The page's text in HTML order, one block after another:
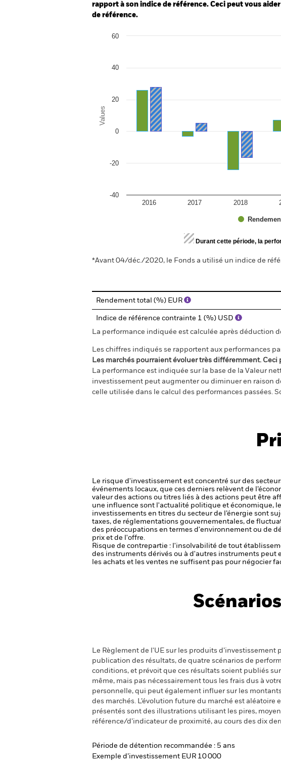
rapport à son indice de référence. Ceci peut vous
de référence.
Bar chart with 2 data series.
Values
2016 2017 2018
-40
-20
0
20
40
60
Durant cette période, la
*Avant 04/déc./2020, le Fonds a utilisé un indice de
Rendement total (%) EUR
Indice de référence contrainte 1 (%) USD
La performance indiquée est calculée après déduction
Les chiffres indiqués se rapportent aux performances
Les marchés pourraient évoluer très différemment.
La performance est indiquée sur la base de la Valeur
investissement peut augmenter ou diminuer en raison
celle utilisée dans le calcul des performances passées.
Le risque d'investissement est concentré sur des
événements locaux, que ces derniers relèvent de
valeur des actions ou titres liés à des actions peut être
une influence sont l'actualité politique et économique,
investissements en titres du secteur de l’énergie sont
taxes, de réglementations gouvernementales, de
des préoccupations en termes d'environnement ou de
prix et de l'offre.
Risque de contrepartie : l'insolvabilité de tout
des instruments dérivés ou à d'autres instruments peut
les achats et les ventes ne suffisent pas pour négocier
Le Règlement de l'UE sur les produits d’investissement
publication des résultats, de quatre scénarios de
conditions, et prévoit que ces résultats soient publiés
même, mais pas nécessairement tous les frais dus à
personnelle, qui peut également influer sur les
des marchés. L’évolution future du marché est
présentés sont des illustrations utilisant les pires,
référence/d’indicateur de proximité, au cours des dix
Période de détention recommandée : 5 ans
Exemple d’investissement EUR 10 000